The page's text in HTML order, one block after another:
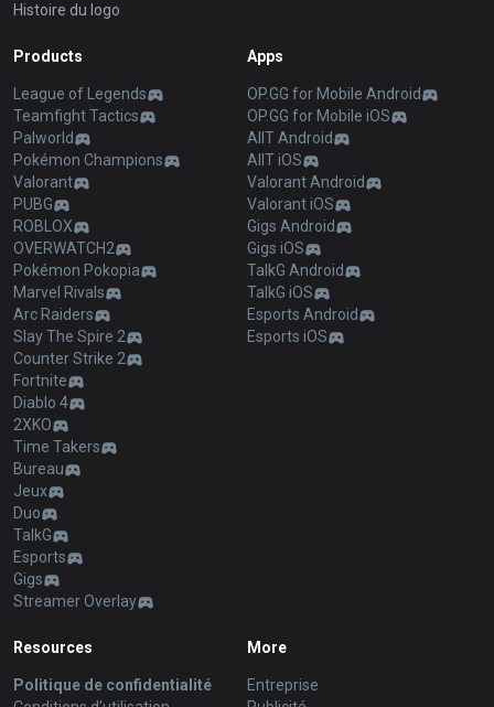
Histoire du logo
Products
League of Legends
Teamfight Tactics
Palworld
Pokémon Champions
Valorant
PUBG
ROBLOX
OVERWATCH2
Pokémon Pokopia
Marvel Rivals
Arc Raiders
Slay The Spire 2
Counter Strike 2
Fortnite
Diablo 4
2XKO
Time Takers
Bureau
Jeux
Duo
TalkG
Esports
Gigs
Streamer Overlay
Apps
OP.GG for Mobile Android
OP.GG for Mobile iOS
AllT Android
AllT iOS
Valorant Android
Valorant iOS
Gigs Android
Gigs iOS
TalkG Android
TalkG iOS
Esports Android
Esports iOS
Resources
Politique de confidentialité
More
Entreprise